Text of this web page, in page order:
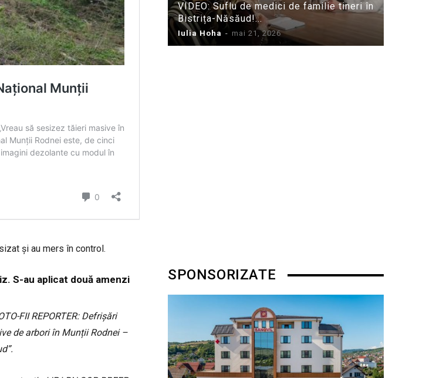
și au mers în control.
S-au aplicat două amenzi
FII REPORTER: Defrișări
de arbori în Munții Rodnei –
VIDEO: Suflu de medici de familie tineri în
Bistrița-Năsăud!...
Iulia Hoha - mai 21, 2026
SPONSORIZATE